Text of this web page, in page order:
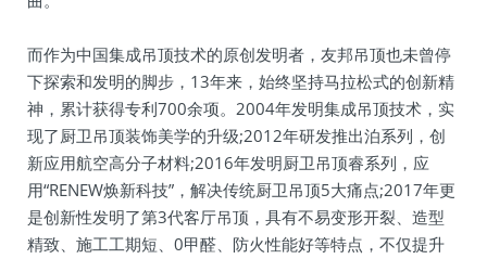
而作为中国集成吊顶技术的原创发明者，友邦吊顶也未曾停
下探索和发明的脚步，13年来，始终坚持马拉松式的创新精
神，累计获得专利700余项。2004年发明集成吊顶技术，实
现了厨卫吊顶装饰美学的升级;2012年研发推出泊系列，创
新应用航空高分子材料;2016年发明厨卫吊顶睿系列，应
用“RENEW焕新科技”，解决传统厨卫吊顶5大痛点;2017年更
是创新性发明了第3代客厅吊顶，具有不易变形开裂、造型
精致、施工工期短、0甲醛、防火性能好等特点，不仅提升